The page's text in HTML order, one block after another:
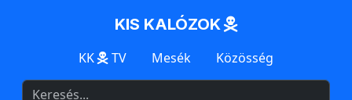
KIS KALÓZOK
KK TV Mesék Közösség